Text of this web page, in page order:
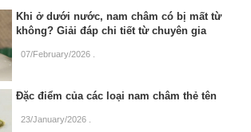
Khi ở dưới nước, nam châm có bị mất từ
không? Giải đáp chi tiết từ chuyên gia
07/February/2026
Đặc điểm của các loại nam châm thẻ tên
23/January/2026